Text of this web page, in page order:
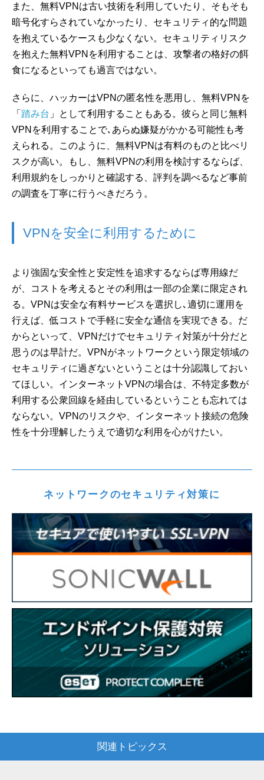
また、無料VPNは古い技術を利用していたり、そもそも
暗号化すらされていなかったり、セキュリティ的な問題
を抱えているケースも少なくない。セキュリティリスク
を抱えた無料VPNを利用することは、攻撃者の格好の餌
食になるといっても過言ではない。
さらに、ハッカーはVPNの匿名性を悪用し、無料VPNを
「 踏み台 」として利用することもある。彼らと同じ無料
VPNを利用することで､あらぬ嫌疑がかかる可能性も考
えられる。このように、無料VPNは有料のものと比べリ
スクが高い。もし、無料VPNの利用を検討するならば、
利用規約をしっかりと確認する、評判を調べるなど事前
の調査を丁寧に行うべきだろう。
VPNを安全に利用するために
より強固な安全性と安定性を追求するならば専用線だ
が、コストを考えるとその利用は一部の企業に限定され
る。VPNは安全な有料サービスを選択し､適切に運用を
行えば、低コストで手軽に安全な通信を実現できる。だ
からといって、VPNだけでセキュリティ対策が十分だと
思うのは早計だ。VPNがネットワークという限定領域の
セキュリティに過ぎないということは十分認識しておい
てほしい。インターネットVPNの場合は、不特定多数が
利用する公衆回線を経由しているということも忘れては
ならない。VPNのリスクや、インターネット接続の危険
性を十分理解したうえで適切な利用を心がけたい。
ネットワークのセキュリティ対策に
関連トピックス